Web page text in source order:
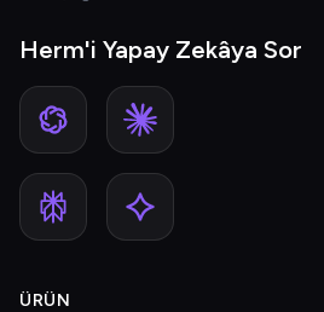
Herm'i Yapay Zekâya Sor
ÜRÜN